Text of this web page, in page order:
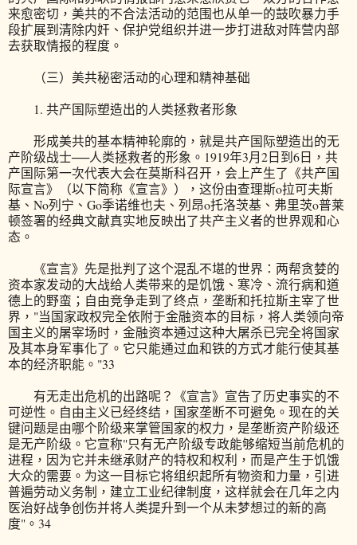
来愈密切，美共的不合法活动的范围也从单一的鼓吹暴力手
段扩展到清除内奸、保护党组织并进一步打进敌对阵营内部
去获取情报的程度。
（三）美共秘密活动的心理和精神基础
1. 共产国际塑造出的人类拯救者形象
形成美共的基本精神轮廓的，就是共产国际塑造出的无
产阶级战士──人类拯救者的形象。1919年3月2日到6日，共
产国际第一次代表大会在莫斯科召开，会上产生了《共产国
际宣言》（以下简称《宣言》），这份由查理斯o拉可夫斯
基、No列宁、Go季诺维也夫、列昂o托洛茨基、弗里茨o普莱
顿签署的经典文献真实地反映出了共产主义者的世界观和心
态。
《宣言》先是批判了这个混乱不堪的世界：两帮贪婪的
资本家发动的大战给人类带来的是饥饿、寒冷、流行病和道
德上的野蛮；自由竞争走到了终点，垄断和托拉斯主宰了世
界，"当国家政权完全依附于金融资本的目标，将人类领向帝
国主义的屠宰场时，金融资本通过这种大屠杀已完全将国家
及其本身军事化了。它只能通过血和铁的方式才能行使其基
本的经济职能。"33
有无走出危机的出路呢？《宣言》宣告了历史事实的不
可逆性。自由主义已经终结，国家垄断不可避免。现在的关
键问题是由哪个阶级来掌管国家的权力，是垄断资产阶级还
是无产阶级。它宣称"只有无产阶级专政能够缩短当前危机的
进程，因为它并未继承财产的特权和权利，而是产生于饥饿
大众的需要。为这一目标它将组织起所有物资和力量，引进
普遍劳动义务制，建立工业纪律制度，这样就会在几年之内
医治好战争创伤并将人类提升到一个从未梦想过的新的高
度"。34